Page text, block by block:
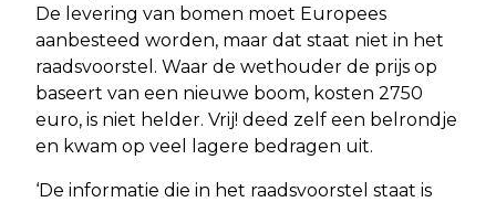
De levering van bomen moet Europees
aanbesteed worden, maar dat staat niet in het
raadsvoorstel. Waar de wethouder de prijs op
baseert van een nieuwe boom, kosten 2750
euro, is niet helder. Vrij! deed zelf een belrondje
en kwam op veel lagere bedragen uit.
‘De informatie die in het raadsvoorstel staat is